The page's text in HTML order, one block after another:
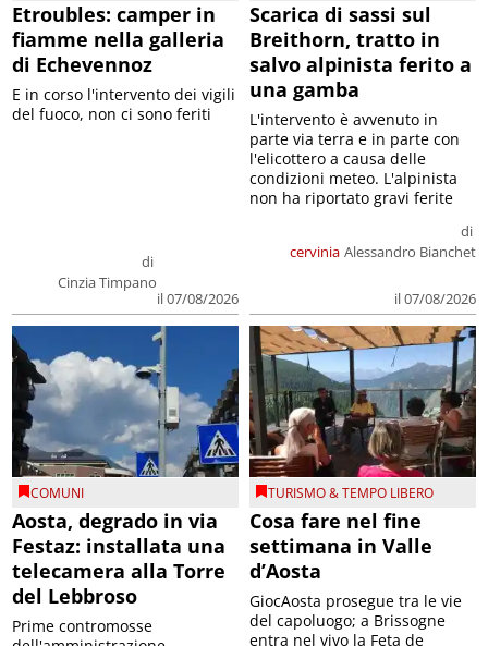
Etroubles: camper in
fiamme nella galleria
di Echevennoz
di
Cinzia Timpano
il 07/08/2026
E in corso l'intervento dei vigili
del fuoco, non ci sono feriti
Scarica di sassi sul
Breithorn, tratto in
salvo alpinista ferito a
una gamba
cervinia
di
Alessandro Bianchet
il 07/08/2026
L'intervento è avvenuto in
parte via terra e in parte con
l'elicottero a causa delle
condizioni meteo. L'alpinista
non ha riportato gravi ferite
COMUNI
Aosta, degrado in via
Festaz: installata una
telecamera alla Torre
del Lebbroso
Prime contromosse
TURISMO & TEMPO LIBERO
Cosa fare nel fine
settimana in Valle
d’Aosta
GiocAosta prosegue tra le vie
del capoluogo; a Brissogne
entra nel vivo la Feta de